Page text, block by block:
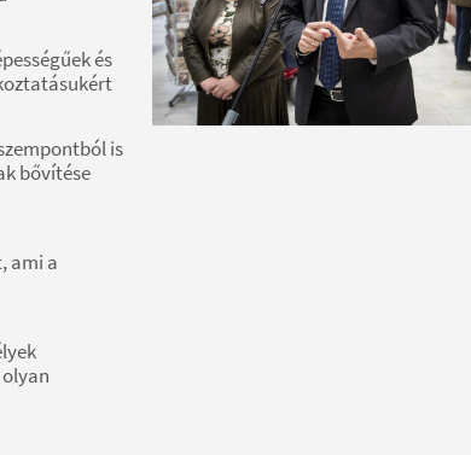
és
is
bővítése
ami a